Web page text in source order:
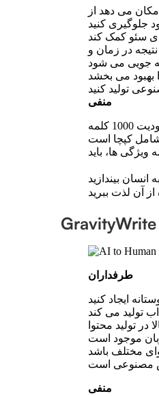
می دهد از
در زمان و
منفی
شامل کپچا است
بیندازید
GravityWrite
طرفداران
ایجاد کنید
تولید می کند
در تولید محتوا
مختلف باشد
مصنوعی است
منفی